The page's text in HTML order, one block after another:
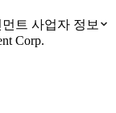
트 사업자 정보
Corp.